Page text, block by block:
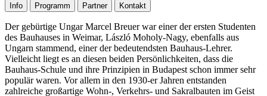
Info Programm Partner Kontakt
Der gebürtige Ungar Marcel Breuer war einer der ersten Studenten
des Bauhauses in Weimar, László Moholy-Nagy, ebenfalls aus
Ungarn stammend, einer der bedeutendsten Bauhaus-Lehrer.
Vielleicht liegt es an diesen beiden Persönlichkeiten, dass die
Bauhaus-Schule und ihre Prinzipien in Budapest schon immer sehr
populär waren. Vor allem in den 1930-er Jahren entstanden
zahlreiche großartige Wohn-, Verkehrs- und Sakralbauten im Geist